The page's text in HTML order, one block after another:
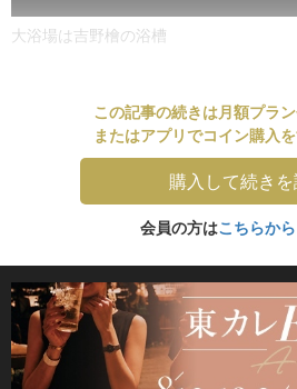
大浴場は吉野檜の浴槽
この記事の続きは月額プラン
またはアプリでコイン購入
購入して続き
会員の方はこちらか